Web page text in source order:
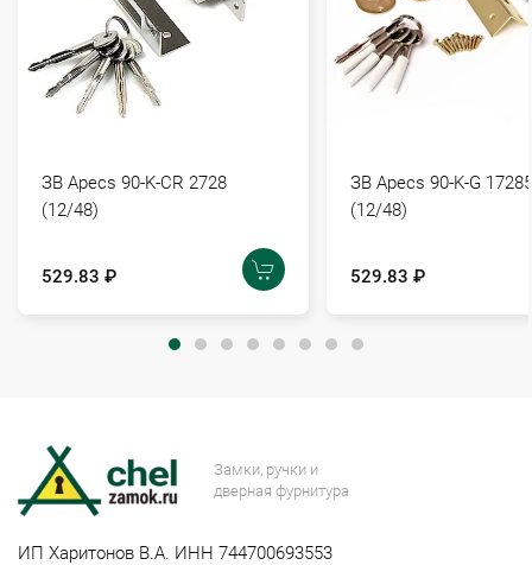
ЗВ Apecs 90-K-CR 2728
(12/48)
529.83 ₽
ЗВ Apecs 90-K-G 17285
(12/48)
529.83 ₽
Замки, ручки и
дверная фурнитура
ИП Харитонов В.А. ИНН 744700693553